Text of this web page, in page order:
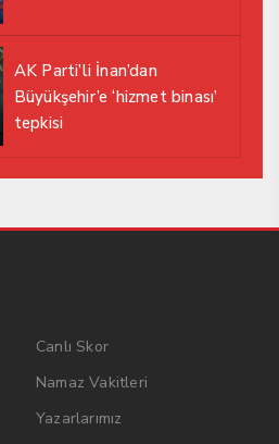
AK Parti’li İnan’dan
Büyükşehir’e ‘hizmet binası’
tepkisi
Canlı Skor
Namaz Vakitleri
Yazarlarımız